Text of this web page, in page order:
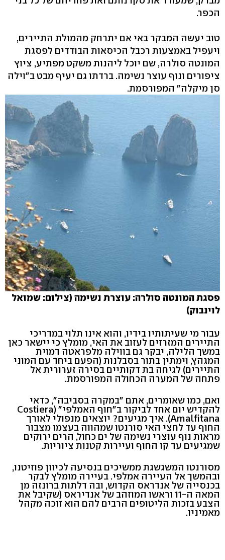
הכפר.
טוב יעשה המבקר באי אם יתרחק מהמולת התיירים,
ויעפיל באמצעות רכבל הכיסאות הבודדים לפסגת
המונטה סולרה, שם יוכל ליהנות משקט מפתיע, ציוץ
ציפורים ונוף עוצר נשימה. ברדתו גם יעיף מבט ב"וילה
סן מיקלה" המפורסמת.
פסגת המונטה סולרה: עוצרת נשימה (צילום: שמואל
לוינבוק)
עבור מי שעיתותיו בידיו, והוא אינו תלוי במדריכי
התיירים המזרזים לעזוב את האי, מומלץ כי יישאר כאן
במשך הלילה, יבקר גם בווילה מלפראטה דמוית
המגהץ, וימתין בתור בסבלנות (הפעם ביחד עם המוני
התיירים) לגיחה בת דקותיים בסירה זערורית אל
פתחה של המערה הכחולה המפורסמת.
ואם, כמו שאומרים, אתם "במקרה בסביבה", כדאי
להקדיש יום אחד לביקור ב"חוף האמלפי" (Costiera
Amalfitana). איך מגיעים? יוצאים מנפולי לאורך
החוף עד לחצי האי סורנטו שמהווה בעצמו מצבור
מראות נוף עוצרי נשימה של ים כחול, הרים ירוקים
שמגיעים עד קו החוף ועיירות קטנות ציוריות.
מסורנטו המשגשגת ממשיכים בנסיעה לכיוון פוזיטנו,
ובהמשך אל העיירה אמלפי. בעיירה מומלץ לבקר
בכנסייה של אנדראס הקדוש, ובה דלתות ברונזה מן
המאה ה-11 וראשו המוזהב של אנדיראס (שקיבל את
הצבע בזכות הליטופים הרבים להם הוא זוכה מקהל
מאמיניו.